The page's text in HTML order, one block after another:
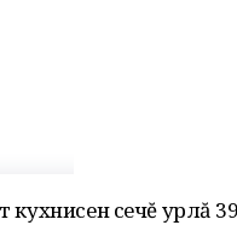
сечĕ урлă